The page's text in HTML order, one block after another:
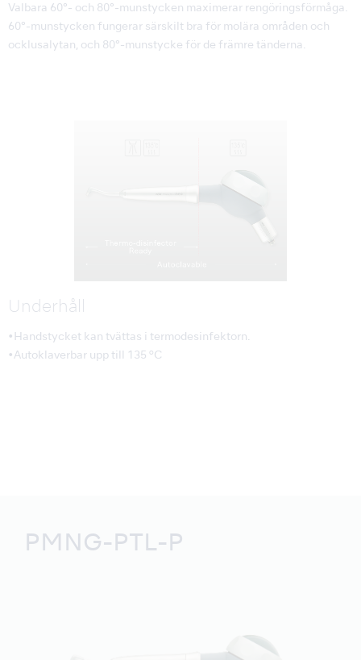
Valbara 60°- och 80°-munstycken maximerar rengöringsförmåga.
60°-munstycken fungerar särskilt bra för molära områden och
ocklusalytan, och 80°-munstycke för de främre tänderna.
Underhåll
•Handstycket kan tvättas i termodesinfektorn.
•Autoklaverbar upp till 135 ºC
PMNG-PTL-P